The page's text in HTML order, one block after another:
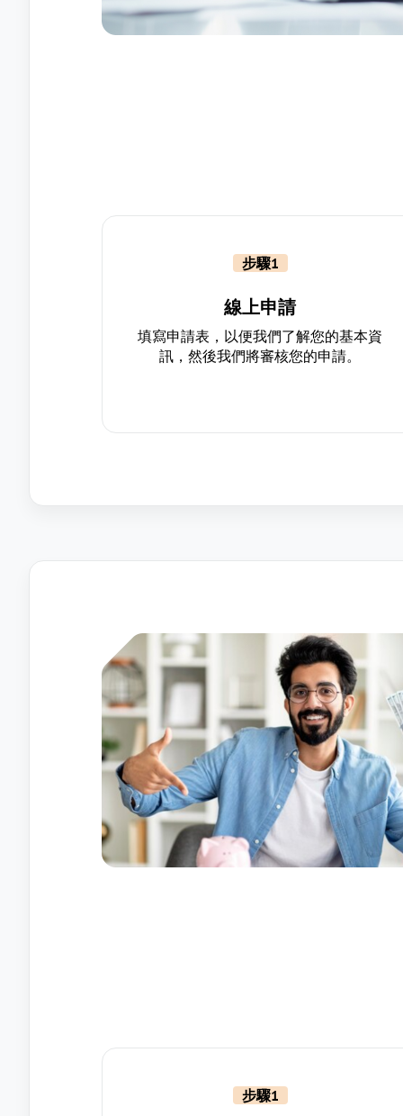
步驟1
線上申請
填寫申請表，以便我們了解您的基本資
訊，然後我們將審核您的申請。
步驟1